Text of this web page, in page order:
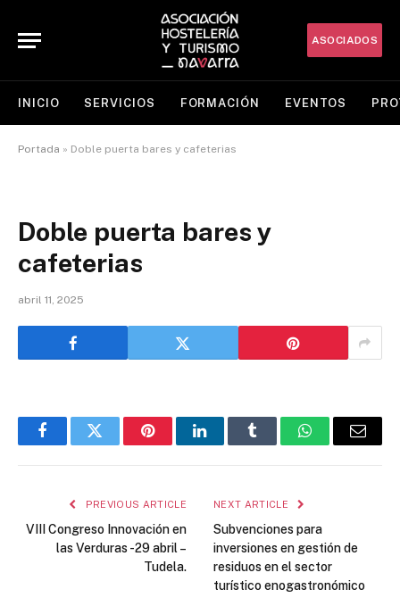
ASOCIADOS
INICIO SERVICIOS FORMACIÓN EVENTOS
Portada » Doble puerta bares y cafeterias
Doble puerta bares y
cafeterias
abril 11, 2025
FacebookTwitter PinterestLinkedInTumblr WhatsAppEmail
PREVIOUS ARTICLE
VIII Congreso Innovación en
las Verduras -29 abril –
Tudela.
NEXT ARTICLE
Subvenciones para
inversiones en gestión de
residuos en el sector
turístico enogastronómico